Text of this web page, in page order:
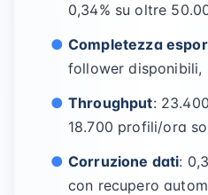
0,34% su oltre
Completezza
follower disponibili,
Throughput:
18.700 profili/ora
Corruzione dati:
con recupero